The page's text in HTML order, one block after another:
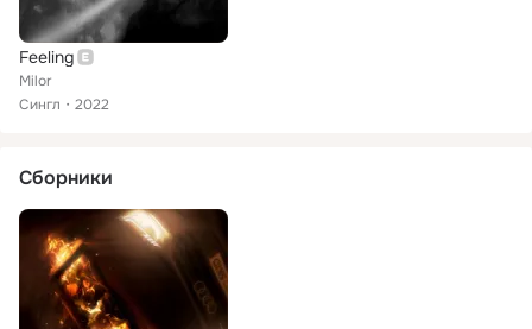
Feeling
Milor
Сингл
2022
Сборники